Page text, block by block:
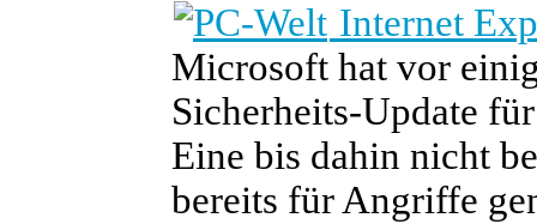
Internet
Microsoft hat vor
Sicherheits-Update
Eine bis dahin nicht
bereits für Angriffe